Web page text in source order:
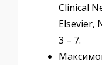
Clinical
Elsevier,
3 – 7.